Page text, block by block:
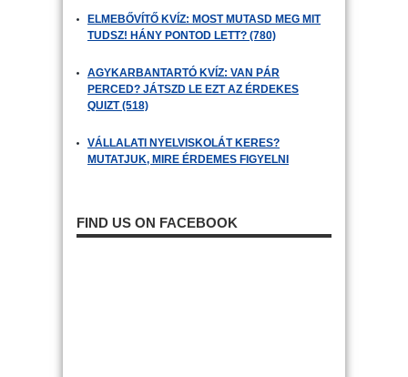
ELMEBŐVÍTŐ KVÍZ: MOST MUTASD MEG MIT
TUDSZ! HÁNY PONTOD LETT? (780)
AGYKARBANTARTÓ KVÍZ: VAN PÁR
PERCED? JÁTSZD LE EZT AZ ÉRDEKES
QUIZT (518)
VÁLLALATI NYELVISKOLÁT KERES?
MUTATJUK, MIRE ÉRDEMES FIGYELNI
FIND US ON FACEBOOK